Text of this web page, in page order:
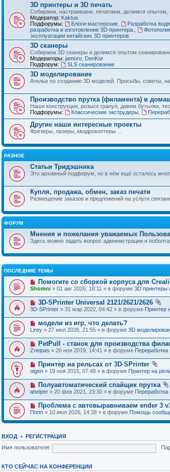
3D принтеры и 3D печать
Собираем, настраиваем, печатаем, делимся опытом,
Модератор: Kaktus
Подфорумы:
Блоги-мастерские, Разработка
разработка и изготовление 3D-принтера.
эксплуатации китайских 3D принтеров
3D сканеры
Собираем 3D сканеры и делимся опытом
Модераторы: jamoro DenKor
Подфорум:
SLS сканирование
3D моделирование
Ателье по созданию 3D моделей. Просьбы, советы,
Производство прутка (филамента) в
Наши конструкции, розыск гранул, давим бутылки,
Подфорумы:
Классические экструдеры,
Другие наши интересные проекты
Фрезеры, лазеры, квадрокоптеры ...
РАЗНОЕ
Статьи Тридэшника
Это архивный подфорум, но в нём ещё осталось
Купля, продажа, обмен, заказ печати
Размещение заказов и предложений на услуги
ФОРУМ
Мнения и пожелания уважаемых
Здесь можно задать вопрос администрации и
ПОСЛЕДНИЕ ТЕМЫ
Помогите со сборкой корпуса для
Shomni » 01 авг 2026, 18:11 » в форуме 3D принтеры
3D-SPrinter Universal 2121/2621/2626
3D-SPrinter » 31 мар 2022, 04:42 » в форуме Принтер
модели из игр, что делать?
Lirey » 27 июл 2026, 21:55 » в форуме 3D
PetPull - cтанок для производства
Zneipas » 20 ноя 2019, 14:41 » в форуме Переработка
Принтер на рельсах от 3D-SPrinter
oigen » 19 ноя 2015, 07:48 » в форуме Принтер на
Полуавтоматический спайщик прутка
ahelper » 20 фев 2021, 23:30 » в форуме Переработка
Проблема с автовыравниваем ender 3
Пппп » 10 июл 2026, 14:38 » в форуме Помощь
ВХОД • РЕГИСТРАЦИЯ
Имя пользователя:
КТО СЕЙЧАС НА КОНФЕРЕНЦИИ